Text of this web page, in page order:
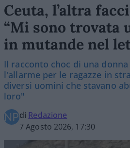
Ceuta, l’altra
“Mi sono trovata
in mutande nel
Il racconto choc di una
l'allarme per le ragazze in
diversi uomini che stavano
loro"
di Redazione
7 Agosto 2026, 17:30